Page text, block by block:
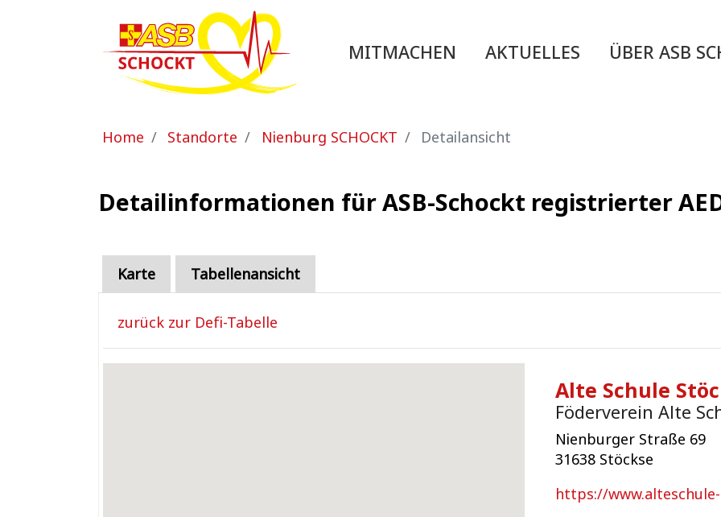
MITMACHEN AKTUELLES ÜBER ASB
Sie sind hier:
Home Standorte Nienburg SCHOCKT Detailansicht
Detailinformationen für ASB-Schockt registrierter
Karte Tabellenansicht
zurück zur Defi-Tabelle
Alte Schule
Föderverein Alte
Nienburger Straße 69
31638 Stöckse
https://